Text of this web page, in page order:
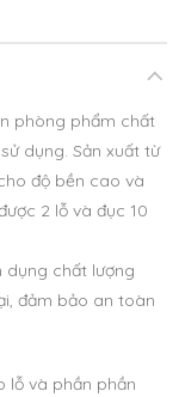
phòng phẩm chất
dụng. Sản xuất từ
độ bền cao và
2 lỗ và đục 10
dụng chất lượng
đảm bảo an toàn
lỗ và phần phần